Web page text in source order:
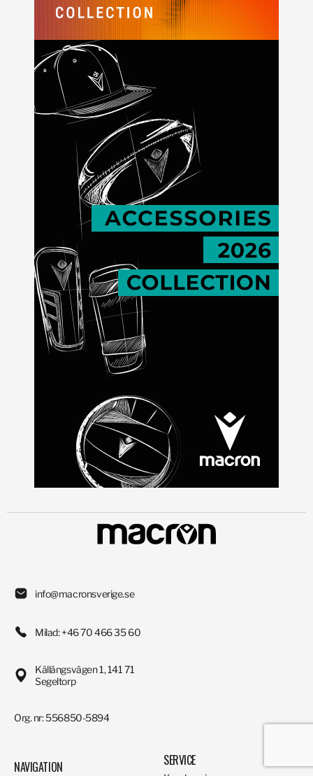
info@macronsverige.se
Milad: +46 70 466 35 60
Källängsvägen 1, 141 71
Segeltorp
Org. nr: 556850-5894
NAVIGATION SERVICE